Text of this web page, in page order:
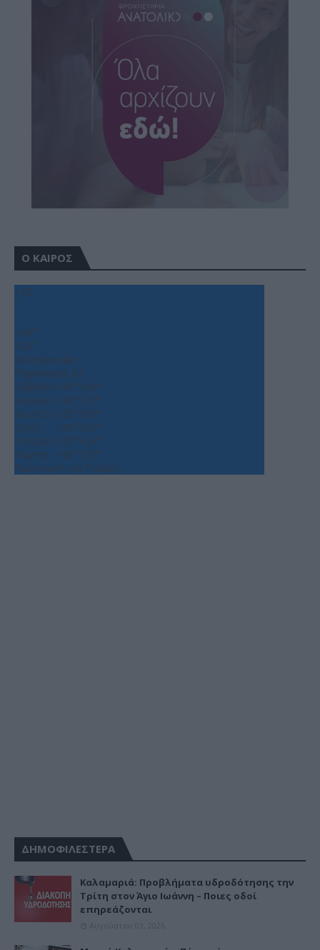
Ο ΚΑΙΡΟΣ
+33
°
C
+34°
+26°
Θεσσαλονίκη
Παρασκευή, 07
Σάββατο+40°+28°
Κυριακή +36°+27°
Δευτέρα +35°+26°
Τρίτη
+36°+25°
Τετάρτη +37°+24°
Πέμπτη
+36°+25°
Πρόγνωση για 7 μέρες
ΔΗΜΟΦΙΛΕΣΤΕΡΑ
Καλαμαριά: Προβλήματα υδροδότησης την
Τρίτη στον Άγιο Ιωάννη – Ποιες οδοί
επηρεάζονται